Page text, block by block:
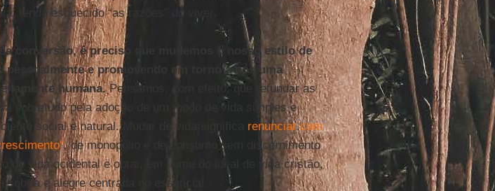
tendo esquecido “as razões” do viver.
conversão, é preciso que mudemos o nosso estilo de
pessoalmente e promovendo em torno a nós uma
humana.Pensamos, com efeito, que refundar as
sobretudo pela adoção de um modo de vida simples e
social e natural. Mudar de vida significa renunciar com
, de monopólio e de consumo sem discernimento
de vida ocidental e optar, em nome do ideal de vida cristão,
sóbria e alegre centrada no essencial.